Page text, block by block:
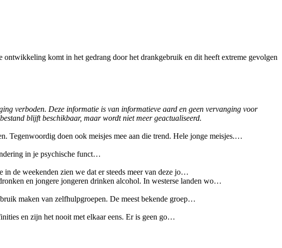
komt in het gedrang door het drankgebruik en dit heeft extreme gevolgen
verboden. Deze informatie is van informatieve aard en geen vervanging voor
blijft beschikbaar, maar wordt niet meer geactualiseerd.
Tegenwoordig doen ook meisjes mee aan die trend. Hele jonge meisjes.…
in je psychische funct…
in de weekenden zien we dat er steeds meer van deze jo…
en jongere jongeren drinken alcohol. In westerse landen wo…
maken van zelfhulpgroepen. De meest bekende groep…
en zijn het nooit met elkaar eens. Er is geen go…